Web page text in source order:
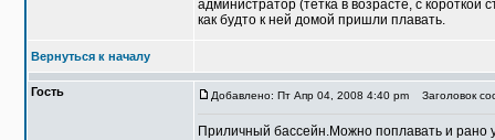
администратор (тетка в возрасте, с
как будто к ней домой пришли плавать.
Вернуться к началу
Гость Добавлено: Пт Апр 04, 2008 4:40 pm Заголовок
Приличный бассейн.Можно поплавать и рано